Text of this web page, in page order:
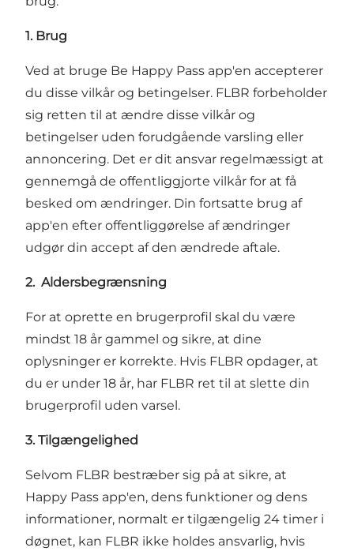
1. Brug
Ved at bruge Be Happy Pass app'en accepterer
du disse vilkår og betingelser. FLBR forbeholder
sig retten til at ændre disse vilkår og
betingelser uden forudgående varsling eller
annoncering. Det er dit ansvar regelmæssigt at
gennemgå de offentliggjorte vilkår for at få
besked om ændringer. Din fortsatte brug af
app'en efter offentliggørelse af ændringer
udgør din accept af den ændrede aftale.
2. Aldersbegrænsning
For at oprette en brugerprofil skal du være
mindst 18 år gammel og sikre, at dine
oplysninger er korrekte. Hvis FLBR opdager, at
du er under 18 år, har FLBR ret til at slette din
brugerprofil uden varsel.
3. Tilgængelighed
Selvom FLBR bestræber sig på at sikre, at
Happy Pass app'en, dens funktioner og dens
informationer, normalt er tilgængelig 24 timer i
døgnet, kan FLBR ikke holdes ansvarlig, hvis